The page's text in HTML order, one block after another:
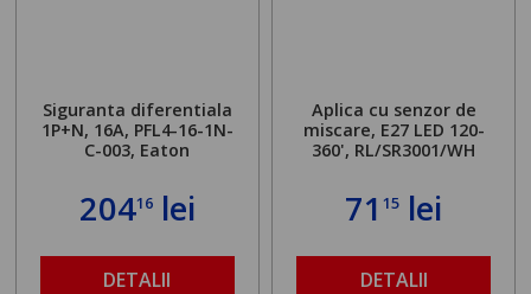
Siguranta diferentiala
1P+N, 16A, PFL4-16-1N-
C-003, Eaton
20416lei
DETALII
Aplica cu senzor de
miscare, E27 LED 120-
360', RL/SR3001/WH
7115 lei
DETALII